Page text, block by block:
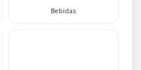
Bebidas